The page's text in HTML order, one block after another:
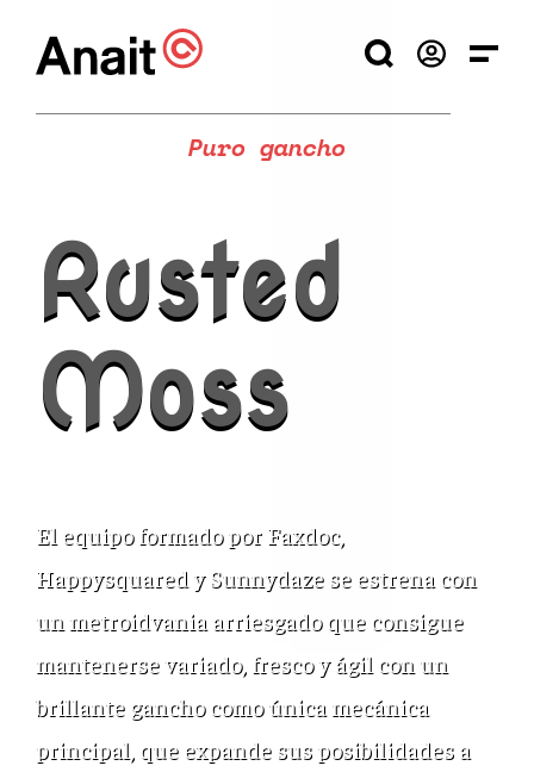
Puro gancho
El equipo formado por Faxdoc,
Happysquared y Sunnydaze se estrena con
un metroidvania arriesgado que consigue
mantenerse variado, fresco y ágil con un
brillante gancho como única mecánica
principal, que expande sus posibilidades a